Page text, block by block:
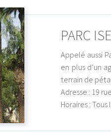
PARC
Appelé aussi
en plus d’un
terrain de
Adresse : 19
Horaires :